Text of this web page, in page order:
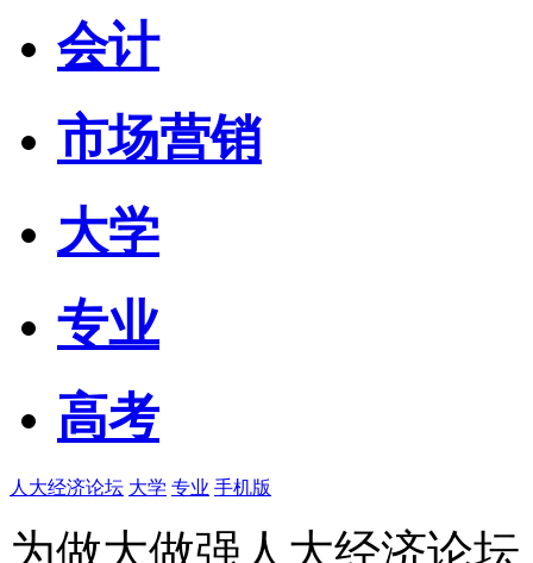
会计
市场营销
大学
专业
高考
人大经济论坛 大学 专业 手机版
为做大做强人大经济论